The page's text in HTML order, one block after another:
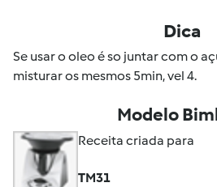
Dica
Se usar o oleo é so juntar com o
misturar os mesmos 5min, vel 4.
Modelo
Receita criada para
TM31